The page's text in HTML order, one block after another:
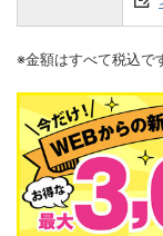
※金額はすべて税込で